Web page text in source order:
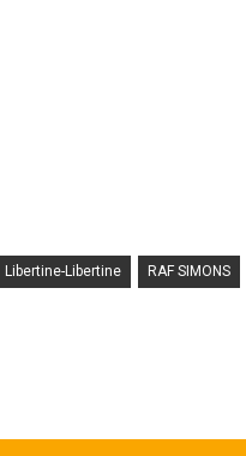
Libertine-Libertine RAF SIMONS